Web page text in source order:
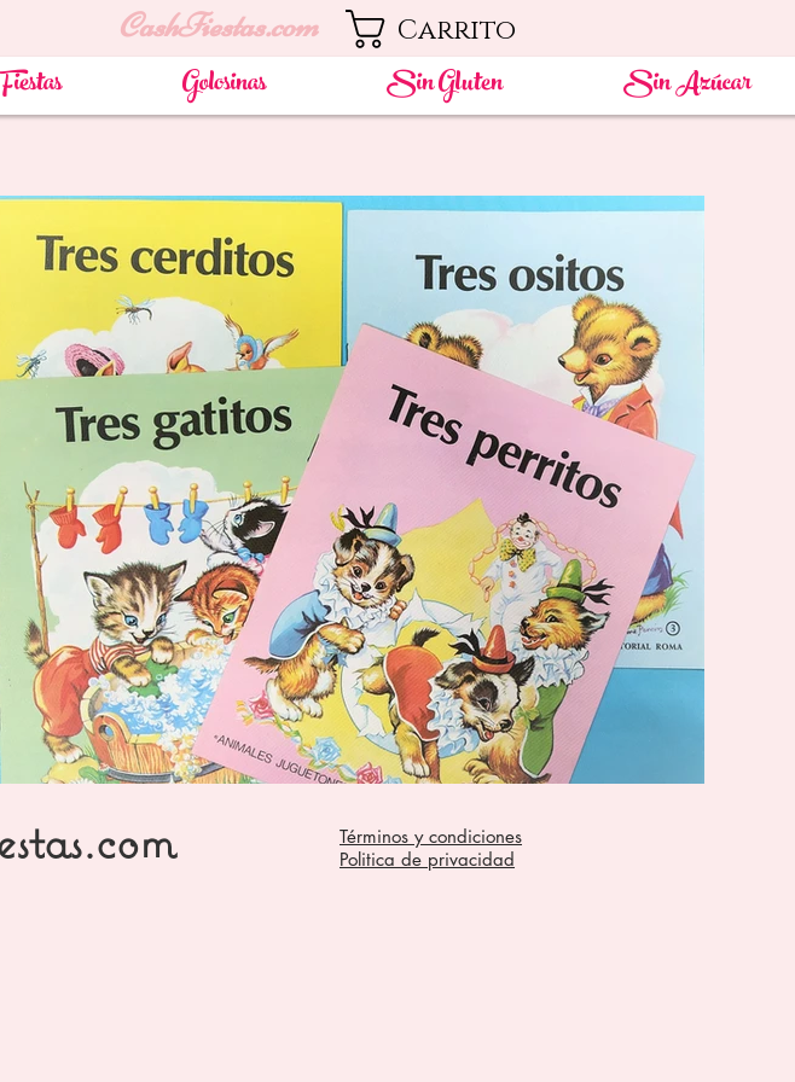
CashFiestas.com Carrito
Golosinas Sin Gluten Sin Azúcar
Términos y condiciones
Politica de privacidad